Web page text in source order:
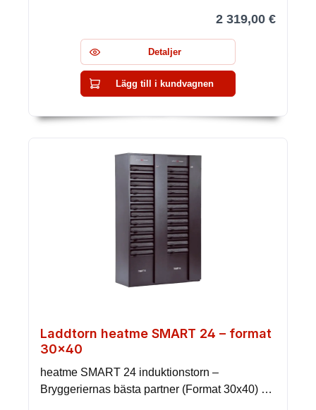
2 319,00 €
Detaljer
Lägg till i kundvagnen
Laddtorn heatme SMART 24 – format
30×40
heatme SMART 24 induktionstorn –
Bryggeriernas bästa partner (Format 30x40) …